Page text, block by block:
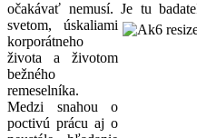
očakávať nemusí. Je tu
svetom, úskaliami
korporátneho
života a životom
bežného
remeselníka.
Medzi snahou o
poctivú prácu aj o